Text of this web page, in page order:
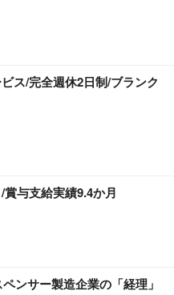
ス/完全週休2日制/ブランク
与支給実績9.4か月
ンサー製造企業の「経理」